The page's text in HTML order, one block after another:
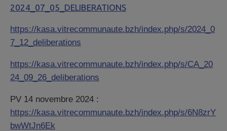
2024_07_05_DELIBERATIONS
https://kasa.vitrecommunaute.bzh/index.php/s/2024_0
7_12_deliberations
https://kasa.vitrecommunaute.bzh/index.php/s/CA_20
24_09_26_deliberations
PV 14 novembre 2024 :
https://kasa.vitrecommunaute.bzh/index.php/s/6N8zrY
bwWtJn6Ek